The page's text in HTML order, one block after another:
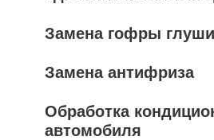
Замена гофры
Замена антифриза
Обработка
автомобиля